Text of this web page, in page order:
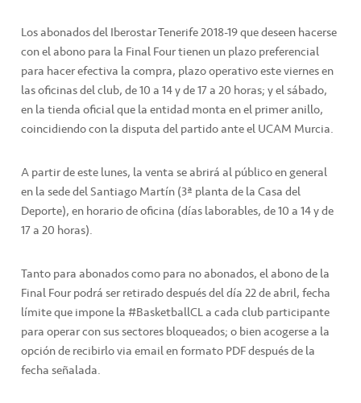
Los abonados del Iberostar Tenerife 2018-19 que deseen hacerse
con el abono para la Final Four tienen un plazo preferencial
para hacer efectiva la compra, plazo operativo este viernes en
las oficinas del club, de 10 a 14 y de 17 a 20 horas; y el sábado,
en la tienda oficial que la entidad monta en el primer anillo,
coincidiendo con la disputa del partido ante el UCAM Murcia.
A partir de este lunes, la venta se abrirá al público en general
en la sede del Santiago Martín (3ª planta de la Casa del
Deporte), en horario de oficina (días laborables, de 10 a 14 y de
17 a 20 horas).
Tanto para abonados como para no abonados, el abono de la
Final Four podrá ser retirado después del día 22 de abril, fecha
límite que impone la #BasketballCL a cada club participante
para operar con sus sectores bloqueados; o bien acogerse a la
opción de recibirlo via email en formato PDF después de la
fecha señalada.